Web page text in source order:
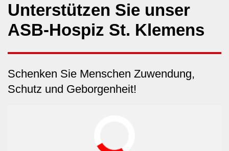
Unterstützen Sie unser
ASB-Hospiz St. Klemens
Schenken Sie Menschen Zuwendung,
Schutz und Geborgenheit!